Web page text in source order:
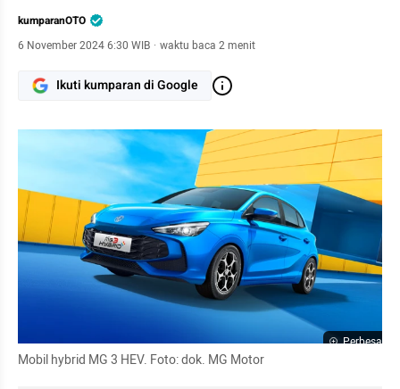
kumparanOTO
6 November 2024 6:30 WIB · waktu baca 2 menit
Ikuti kumparan di Google
Perbesar
Mobil hybrid MG 3 HEV. Foto: dok. MG Motor